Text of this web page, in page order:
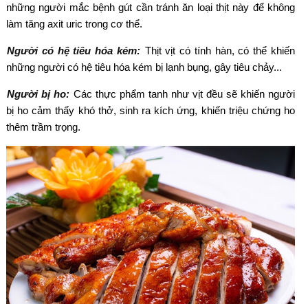
những người mắc bệnh gút cần tránh ăn loại thịt này để không
làm tăng axit uric trong cơ thể.
Người có hệ tiêu hóa kém: Thịt vịt có tính hàn, có thể khiến
những người có hệ tiêu hóa kém bị lạnh bụng, gây tiêu chảy...
Người bị ho: Các thực phẩm tanh như vịt đều sẽ khiến người
bị ho cảm thấy khó thở, sinh ra kích ứng, khiến triệu chứng ho
thêm trầm trọng.